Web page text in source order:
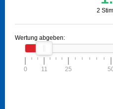
2
Wertung abgeben:
0 11 25